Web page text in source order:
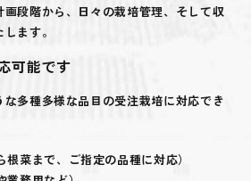
段階から、日々の栽培管理、そして収
ます。
可能です
多種多様な品目の受注栽培に対応でき
根菜まで、ご指定の品種に対応）